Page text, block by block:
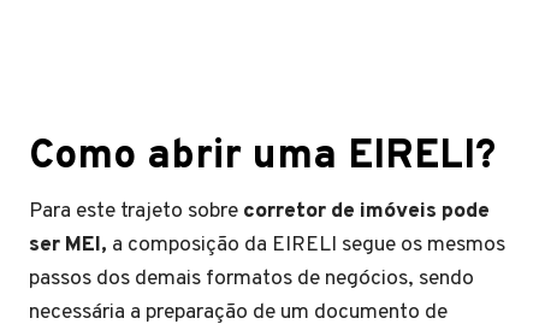
Como abrir uma EIRELI?
Para este trajeto sobre corretor de imóveis pode
ser MEI, a composição da EIRELI segue os mesmos
passos dos demais formatos de negócios, sendo
necessária a preparação de um documento de